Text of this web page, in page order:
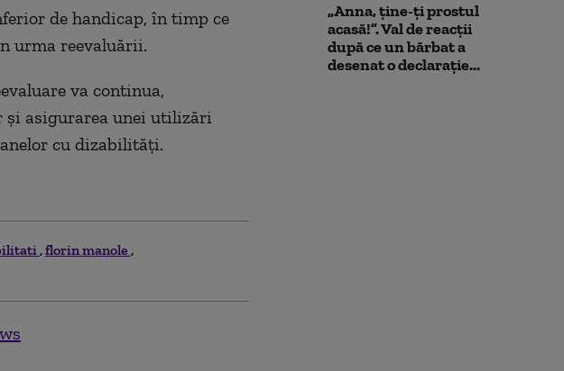
de handicap, în timp ce
urma reevaluării.
va continua,
asigurarea unei utilizări
cu dizabilități.
florin manole
„Anna, ţine-ţi prostul
acasă!”. Val de reacții
după ce un bărbat a
desenat o declarație...